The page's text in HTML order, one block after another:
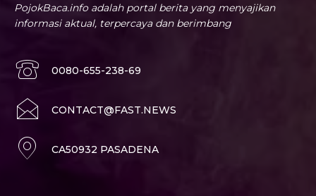
PojokBaca.info adalah portal berita yang menyajikan
informasi aktual, terpercaya dan berimbang
0080-655-238-69
CONTACT@FAST.NEWS
CA50932 PASADENA